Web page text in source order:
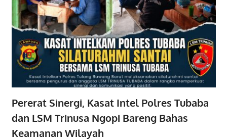
Pererat Sinergi, Kasat Intel Polres Tubaba
dan LSM Trinusa Ngopi Bareng Bahas
Keamanan Wilayah